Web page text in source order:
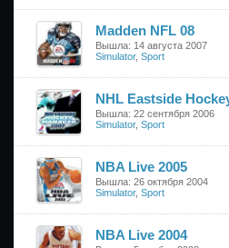
Madden NFL 08
Вышла: 14 августа 2007
Simulator, Sport
NHL Eastside
Вышла: 22 сентября 2006
Simulator, Sport
NBA Live 2005
Вышла: 26 октября 2004
Simulator, Sport
NBA Live 2004